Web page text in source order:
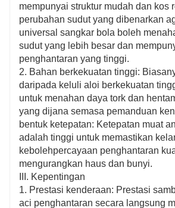
mempunyai struktur mudah dan kos
perubahan sudut yang dibenarkan
universal sangkar bola boleh
sudut yang lebih besar dan
penghantaran yang tinggi.
2. Bahan berkekuatan tinggi:
daripada keluli aloi berkekuatan
untuk menahan daya tork dan
yang dijana semasa pemanduan
bentuk ketepatan: Ketepatan muat
adalah tinggi untuk memastikan
kebolehpercayaan penghantaran
mengurangkan haus dan bunyi.
III. Kepentingan
1. Prestasi kenderaan: Prestasi
aci penghantaran secara langsung